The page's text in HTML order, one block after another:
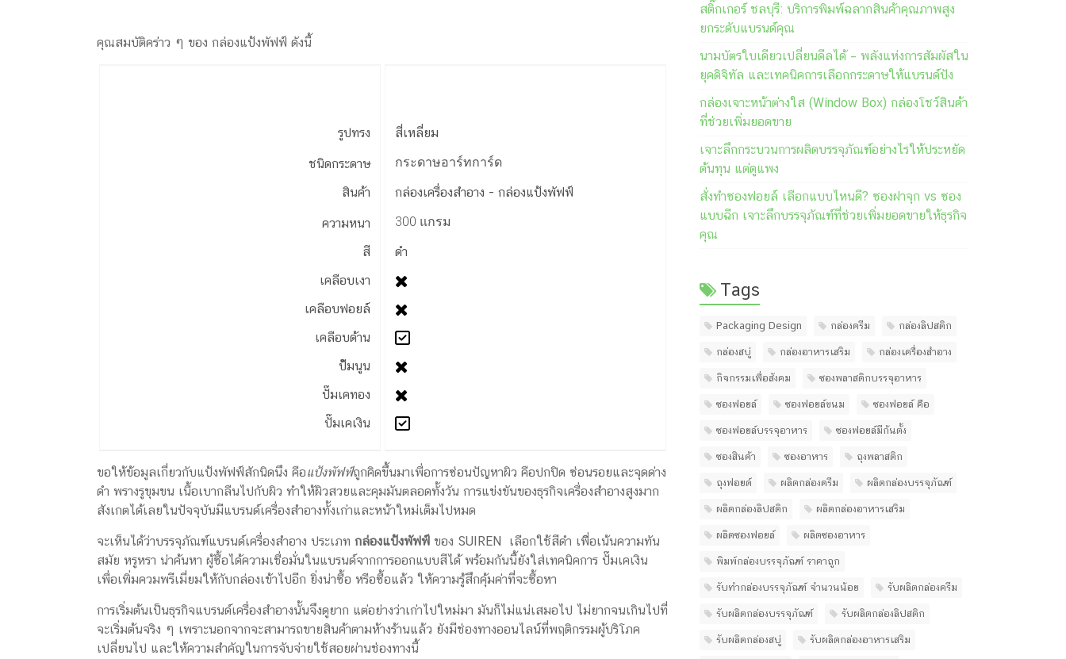
กล่อง
คุณสมบัติคร่าว ๆ ของ กล่องแป้งพัฟฟ์ ดังนี้
รูปทรง
ชนิดกระดาษ
สินค้า
ความหนา
สี
เคลือบเงา
เคลือบฟอยล์
เคลือบด้าน
ป้๊มนูน
ปั๊มเคทอง
ปั๊มเคเงิน
สี่เหลี่ยม
กระดาษอาร์ทการ์ด
กล่องเครื่องสำอาง - กล่องแป้งพัฟฟ์
300 แกรม
ดำ
ขอให้ข้อมูลเกี่ยวกับแป้งพัฟฟ์สักนิดนึง คือแป้งพัฟฟ์ถูกคิดขึ้นมาเพื่อการซ่อนปัญหาผิว คือปกปิด ซ่อนรอยและจุดด่าง
ดำ พรางรูขุมขน เนื้อเบากลืนไปกับผิว ทำให้ผิวสวยและคุมมันตลอดทั้งวัน การแข่งขันของธุรกิจเครื่องสำอางสูงมาก
สังเกตได้เลยในปัจจุบันมีแบรนด์เครื่องสำอางทั้งเก่าและหน้าใหม่เต็มไปหมด
จะเห็นได้ว่าบรรจุภัณฑ์แบรนด์เครื่องสำอาง ประเภท กล่องแป้งพัฟฟ์ ของ SUIREN เลือกใช้สีดำ เพืิ่อเน้นความทัน
สมัย หรูหรา น่าค้นหา ผู้ซื้อได้ความเชื่อมั่นในแบรนด์จากการออกแบบสีได้ พร้อมกันนี้ยังใส่เทคนิคการ ปั๊มเคเงิน
เพื่อเพิ่มควมพรีเมี่ยมให้กับกล่องเข้าไปอีก ยิ่งน่าซื้อ หรือซื้อแล้ว ให้ความรู้สึกคุ้มค่าที่จะซื้อหา
การเริ่มต้นเป็นธุรกิจแบรนด์เครื่องสำอางนั้นจึงดูยาก แต่อย่างว่าเก่าไปใหม่มา มันก็ไม่แน่เสมอไป ไม่ยากจนเกินไปที่
จะเริ่มต้นจริง ๆ เพราะนอกจากจะสามารถขายสินค้าตามห้างร้านแล้ว ยังมีช่องทางออนไลน์ที่พฤติกรรมผู้บริโภค
เปลี่ยนไป และให้ความสำคัญในการจับจ่ายใช้สอยผ่านช่องทางนี้
สติ๊กเกอร์ ชลบุรี: บริการพิมพ์ฉลากสินค้าคุณภาพสูง
ยกระดับแบรนด์คุณ
นามบัตรใบเดียวเปลี่ยนดีลได้ – พลังแห่งการสัมผัสใน
ยุคดิจิทัล และเทคนิคการเลือกกระดาษให้แบรนด์ปัง
กล่องเจาะหน้าต่างใส (Window Box) กล่องโชว์สินค้า
ที่ช่วยเพิ่มยอดขาย
เจาะลึกกระบวนการผลิตบรรจุภัณฑ์อย่างไรให้ประหยัด
ต้นทุน แต่ดูแพง
สั่งทำซองฟอยล์ เลือกแบบไหนดี? ซองฝาจุก vs ซอง
แบบฉีก เจาะลึกบรรจุภัณฑ์ที่ช่วยเพิ่มยอดขายให้ธุรกิจ
คุณ
Tags
Packaging Design กล่องครีม กล่องลิปสติก
กล่องสบู่ กล่องอาหารเสริม กล่องเครื่องสำอาง
กิจกรรมเพื่อสังคม ซองพลาสติกบรรจุอาหาร
ซองฟอยล์ ซองฟอยล์ขนม ซองฟอยล์ คือ
ซองฟอยล์บรรจุอาหาร ซองฟอยล์มีก้นตั้ง
ซองสินค้า ซองอาหาร ถุงพลาสติก
ถุงฟอยด์ ผลิตกล่องครีม ผลิตกล่องบรรจุภัณฑ์
ผลิตกล่องลิปสติก ผลิตกล่องอาหารเสริม
ผลิตซองฟอยล์ ผลิตซองอาหาร
พิมพ์กล่องบรรจุภัณฑ์ ราคาถูก
รับทํากล่องบรรจุภัณฑ์ จํานวนน้อย รับผลิตกล่องครีม
รับผลิตกล่องบรรจุภัณฑ์ รับผลิตกล่องลิปสติก
รับผลิตกล่องสบู่ รับผลิตกล่องอาหารเสริม